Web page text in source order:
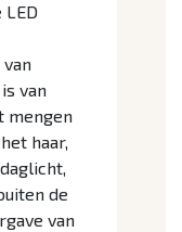
van
mengen
haar,
de
van